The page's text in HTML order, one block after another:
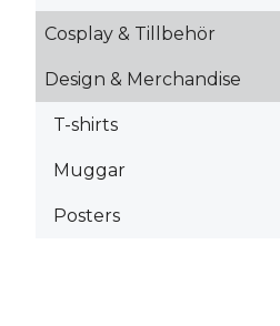
Cosplay & Tillbehör
Design & Merchandise
T-shirts
Muggar
Posters